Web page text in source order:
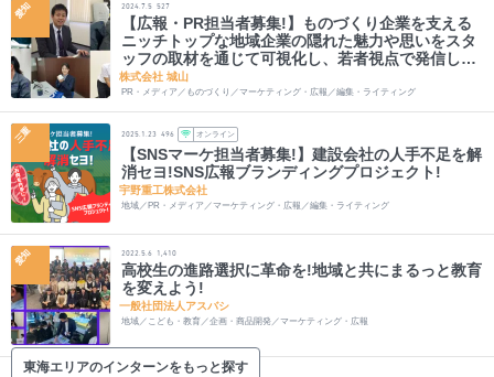
愛知 2024.7.5 527
【広報・PR担当者募集!】ものづくり企業を支える
ニッチトップな地域企業の隠れた魅力や思いをスタ
ッフの取材を通じて可視化し、若者視点で発信しま
せんか?
株式会社 城山
PR・メディア／ものづくり／マーケティング・広報／編集・ライティング
三重 2025.1.23 496 オンライン
【SNSマーケ担当者募集!】建設会社の人手不足を解
消セヨ!SNS広報ブランディングプロジェクト!
宇野重工株式会社
地域／PR・メディア／マーケティング・広報／編集・ライティング
愛知 2022.5.6 1,410
高校生の進路選択に革命を!地域と共にまるっと教育
を変えよう!
一般社団法人アスバシ
地域／こども・教育／企画・商品開発／マーケティング・広報
東海エリアのインターンをもっと探す